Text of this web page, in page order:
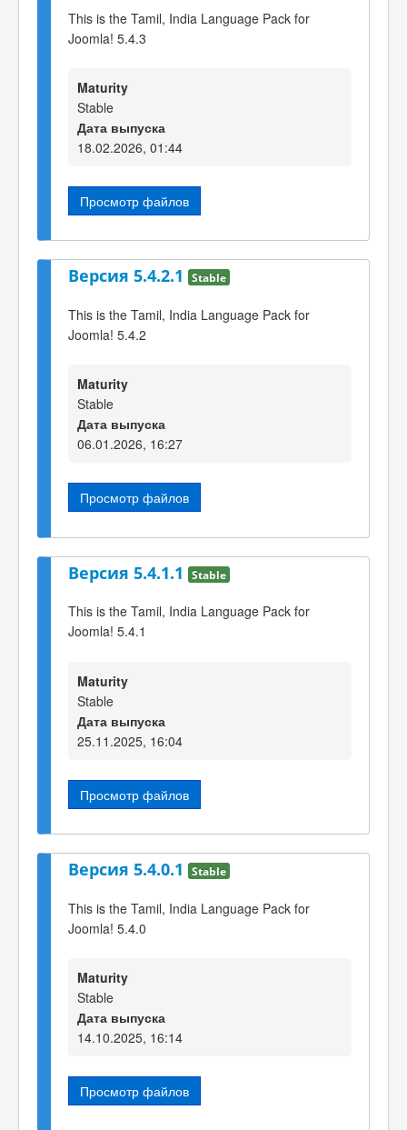
This is the Tamil, India Language Pack for
Joomla! 5.4.3
Maturity
Stable
Дата выпуска
18.02.2026, 01:44
Просмотр файлов
Версия 5.4.2.1 Stable
This is the Tamil, India Language Pack for
Joomla! 5.4.2
Maturity
Stable
Дата выпуска
06.01.2026, 16:27
Просмотр файлов
Версия 5.4.1.1 Stable
This is the Tamil, India Language Pack for
Joomla! 5.4.1
Maturity
Stable
Дата выпуска
25.11.2025, 16:04
Просмотр файлов
Версия 5.4.0.1 Stable
This is the Tamil, India Language Pack for
Joomla! 5.4.0
Maturity
Stable
Дата выпуска
14.10.2025, 16:14
Просмотр файлов